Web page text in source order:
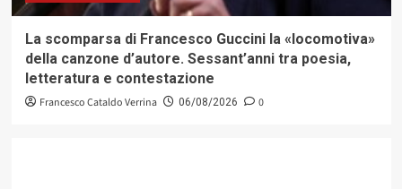
La scomparsa di Francesco Guccini la «locomotiva»
della canzone d’autore. Sessant’anni tra poesia,
letteratura e contestazione
Francesco Cataldo Verrina 06/08/2026 0